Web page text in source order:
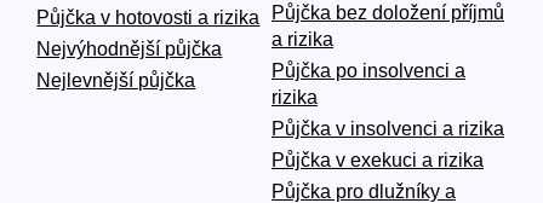
Půjčka v hotovosti a rizika
Nejvýhodnější půjčka
Nejlevnější půjčka
Půjčka bez doložení příjmů
a rizika
Půjčka po insolvenci a
rizika
Půjčka v insolvenci a rizika
Půjčka v exekuci a rizika
Půjčka pro dlužníky a